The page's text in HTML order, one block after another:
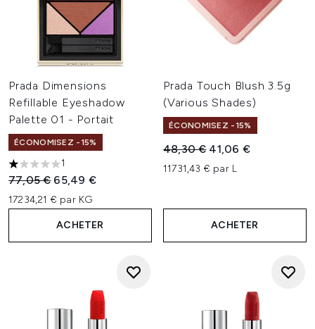
Prada Dimensions
Refillable Eyeshadow
Palette 01 - Portait
ÉCONOMISEZ -15%
1 étoiles sur un maximum de 5
1
Prix de vente :
77,05 € Prix ​​actuel :
65,49 €
17234,21 € par KG
ACHETER
Prada Touch Blush 3.5g
(Various Shades)
ÉCONOMISEZ -15%
Prix de vente :
48,30 € Prix ​​actuel :
41,06 €
11731,43 € par L
ACHETER